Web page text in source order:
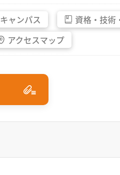
キャンパス 資格・ 技術
アクセスマップ